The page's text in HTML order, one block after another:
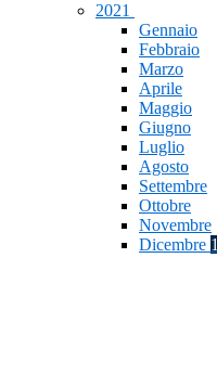
2021
Gennaio
Febbraio
Marzo
Aprile
Maggio
Giugno
Luglio
Agosto
Settembre
Ottobre
Novembre
Dicembre 1